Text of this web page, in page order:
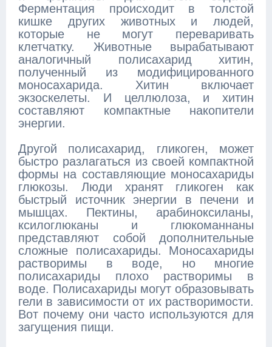
Ферментация происходит в толстой
кишке других животных и людей,
которые не могут переваривать
клетчатку. Животные вырабатывают
аналогичный полисахарид хитин,
полученный из модифицированного
моносахарида. Хитин включает
экзоскелеты. И целлюлоза, и хитин
составляют компактные накопители
энергии.
Другой полисахарид, гликоген, может
быстро разлагаться из своей компактной
формы на составляющие моносахариды
глюкозы. Люди хранят гликоген как
быстрый источник энергии в печени и
мышцах. Пектины, арабиноксиланы,
ксилоглюканы и глюкоманнаны
представляют собой дополнительные
сложные полисахариды. Моносахариды
растворимы в воде, но многие
полисахариды плохо растворимы в
воде. Полисахариды могут образовывать
гели в зависимости от их растворимости.
Вот почему они часто используются для
загущения пищи.